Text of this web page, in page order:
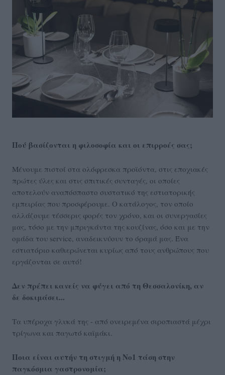
Πού βασίζονται η φιλοσοφία και οι επιρροές σας;
Μένουμε πιστοί στα ολόφρεσκα προϊόντα, στις εποχιακές
πρώτες ύλες και στις σπιτικές συνταγές, οι οποίες
αποτελούν αναπόσπαστο συστατικό της εστιατορικής
εμπειρίας που προσφέρουμε. Ο κατάλογος, τον οποίο
αλλάζουμε τέσσερις φορές τον χρόνο, και οι συνεργασίες
μας, τόσο με την μπριγκάντα της κουζίνας, όσο και με την
ομάδα του service, αναδεικνύουν το όραμά μας. Ένα
εστιατόριο καθιερώνεται κυρίως από τους ανθρώπους που
εργάζονται σε αυτό!
Δεν πρέπει κανείς να φύγει από τη Θεσσαλονίκη, αν
δε δοκιμάσει...
Τα υπέροχα γλυκά της - από ονειρεμένα σιροπιαστά μέχρι
τρίγωνα και παγωτό καϊμάκι.
Ποια είναι αυτήν τη στιγμή η Νο1 τάση στην
παγκόσμια γαστρονομία;